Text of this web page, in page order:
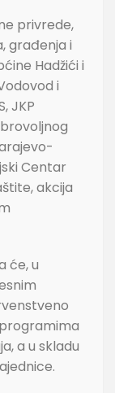
privrede,
građenja i
Hadžići i
i
JKP
Centar
akcija
će, u
a u skladu